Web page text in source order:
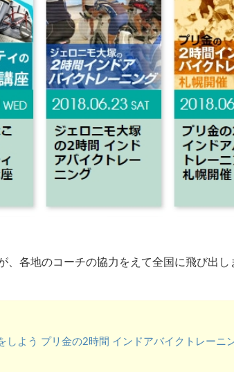
各地のコーチの協力をえて全国に飛び出し
しよう プリ金の2時間 インドアバイクトレー